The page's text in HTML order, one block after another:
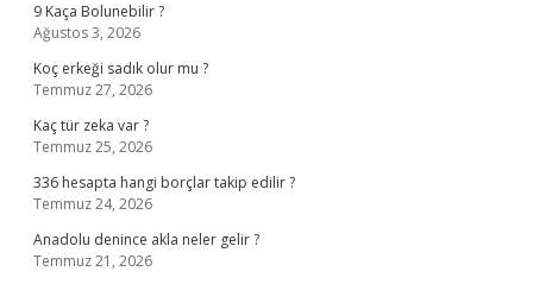
9 Kaça Bolunebilir ?
Ağustos 3, 2026
Koç erkeği sadık olur mu ?
Temmuz 27, 2026
Kaç tür zeka var ?
Temmuz 25, 2026
336 hesapta hangi borçlar takip edilir ?
Temmuz 24, 2026
Anadolu denince akla neler gelir ?
Temmuz 21, 2026